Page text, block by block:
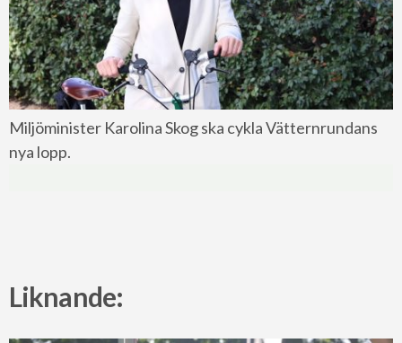
Miljöminister Karolina Skog ska cykla Vätternrundans
nya lopp.
Liknande: